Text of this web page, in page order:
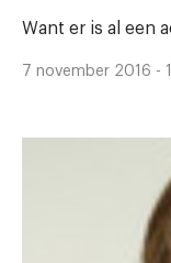
Want er is al een
7 november 2016 -